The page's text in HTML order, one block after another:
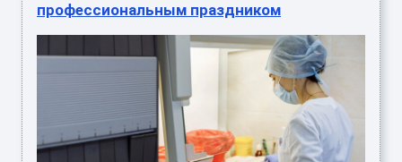
профессиональным праздником